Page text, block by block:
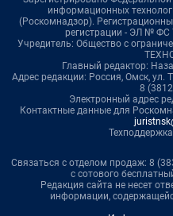
информационных
(Роскомнадзор).
регистрации - ЭЛ № ФС
Учредитель: Общество с
Главный редактор:
Адрес редакции: Россия, Омск, ул.
8
Электронный адрес
Контактные данные для
Связаться с отделом продаж: 8
с сотового
Редакция сайта не несет
информации,